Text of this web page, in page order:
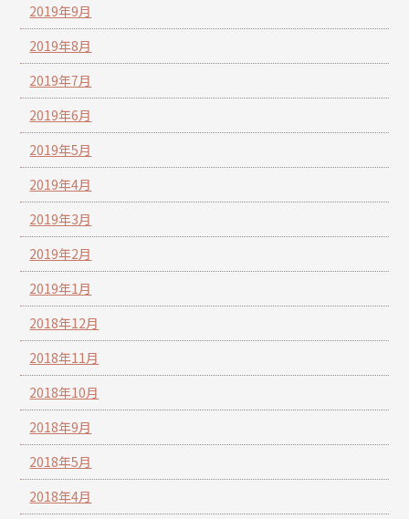
2019年9月
2019年8月
2019年7月
2019年6月
2019年5月
2019年4月
2019年3月
2019年2月
2019年1月
2018年12月
2018年11月
2018年10月
2018年9月
2018年5月
2018年4月